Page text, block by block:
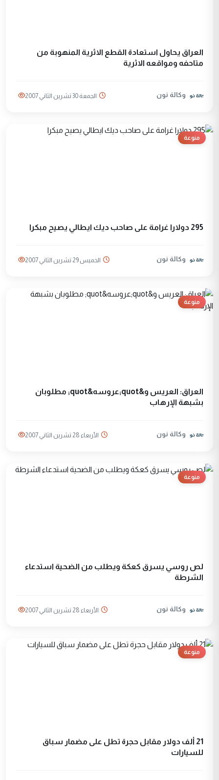
العراق يحاول استعادة القطع الاثرية المنهوبة من
متاحفه ومواقعه الاثرية
وكالة نون الجمعة 30 تشرين الثاني 2007
منوعة
295 دولارا غرامة على صاحب ديك ايطالي يصيح مبكرا
وكالة نون الخميس 29 تشرين الثاني 2007
منوعة
العراق: العريس و&quot;عروسه&quot; مطلوبان
بشبهة الإرهاب
وكالة نون الأربعاء 28 تشرين الثاني 2007
منوعة
لص روسي يسرق كعكة ويطلب من الضحية استدعاء
الشرطة
وكالة نون الأربعاء 28 تشرين الثاني 2007
منوعة
21 ألف دولار مقابل حجرة تطل على مضمار سباق
للسيارات